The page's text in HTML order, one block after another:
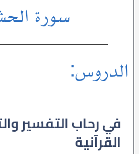
سورة
الدروس:
في رحاب التفسير
القرآنية